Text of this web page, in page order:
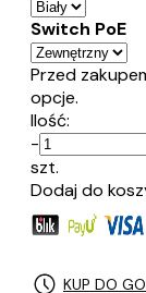
Switch PoE
Przed
opcje.
Ilość:
-
szt.
Dodaj do
KUP DO